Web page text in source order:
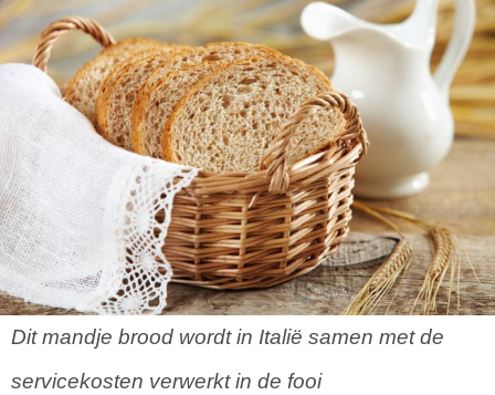
Dit mandje brood wordt in Italië samen met de
servicekosten verwerkt in de fooi